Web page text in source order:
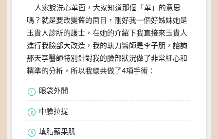
人家說洗心革面，大家知道那個「革」的意思
嗎？就是要改變舊的面目，剛好我一個好姊妹她是
玉貴人診所的護士，在她的介紹下我直接來玉貴人
進行我臉部大改造，我的執刀醫師是李子朋，諮詢
那天李醫師特別針對我的臉部狀況做了非常細心和
精準的分析，所以我總共做了4項手術：
眼袋外開
中臉拉提
填脂蘋果肌